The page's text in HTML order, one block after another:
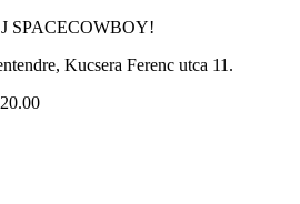
SPACECOWBOY!
Kucsera Ferenc utca 11.